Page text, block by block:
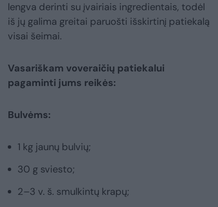
lengva derinti su įvairiais ingredientais, todėl
iš jų galima greitai paruošti išskirtinį patiekalą
visai šeimai.
Vasariškam voveraičių patiekalui
pagaminti jums reikės:
Bulvėms:
1 kg jaunų bulvių;
30 g sviesto;
2–3 v. š. smulkintų krapų;